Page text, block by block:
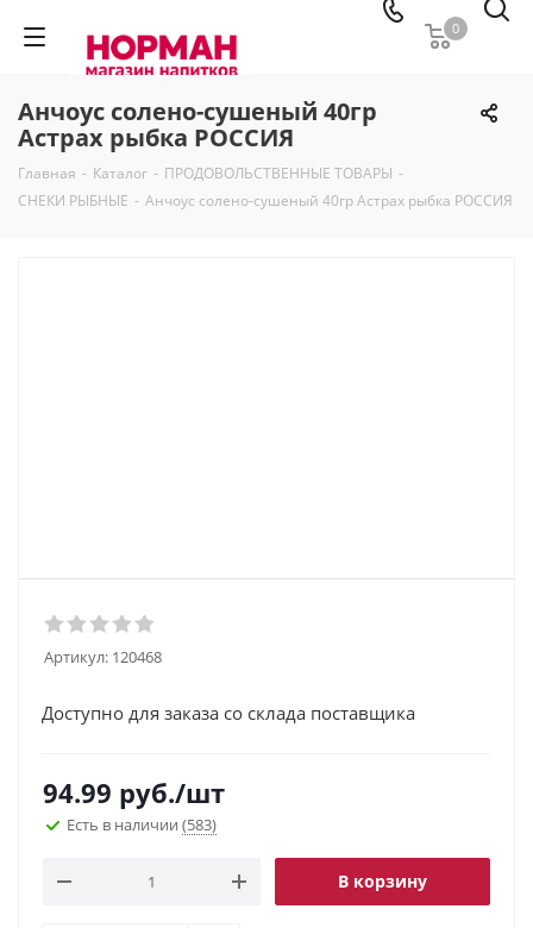
0
Анчоус солено-сушеный 40гр
Астрах рыбка РОССИЯ
Главная - Каталог - ПРОДОВОЛЬСТВЕННЫЕ ТОВАРЫ -
СНЕКИ РЫБНЫЕ - Анчоус солено-сушеный 40гр Астрах рыбка РОССИЯ
Артикул: 120468
Доступно для заказа со склада поставщика
94.99 руб./шт
Есть в наличии (583)
В корзину